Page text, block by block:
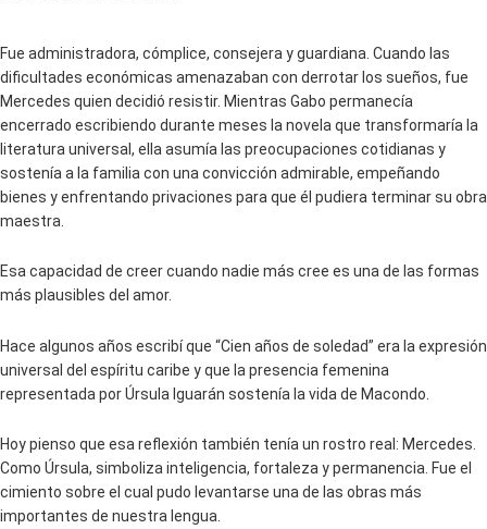
Fue administradora, cómplice, consejera y guardiana. Cuando las
dificultades económicas amenazaban con derrotar los sueños, fue
Mercedes quien decidió resistir. Mientras Gabo permanecía
encerrado escribiendo durante meses la novela que transformaría la
literatura universal, ella asumía las preocupaciones cotidianas y
sostenía a la familia con una convicción admirable, empeñando
bienes y enfrentando privaciones para que él pudiera terminar su obra
maestra.
Esa capacidad de creer cuando nadie más cree es una de las formas
más plausibles del amor.
Hace algunos años escribí que “Cien años de soledad” era la expresión
universal del espíritu caribe y que la presencia femenina
representada por Úrsula Iguarán sostenía la vida de Macondo.
Hoy pienso que esa reflexión también tenía un rostro real: Mercedes.
Como Úrsula, simboliza inteligencia, fortaleza y permanencia. Fue el
cimiento sobre el cual pudo levantarse una de las obras más
importantes de nuestra lengua.